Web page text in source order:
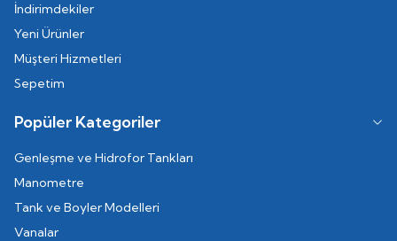
İndirimdekiler
Yeni Ürünler
Müşteri Hizmetleri
Sepetim
Popüler Kategoriler
Genleşme ve Hidrofor Tankları
Manometre
Tank ve Boyler Modelleri
Vanalar